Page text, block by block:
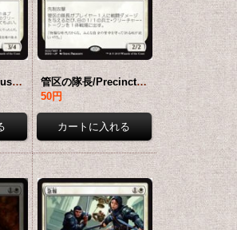
疾風衣の救済者/Gustcloak Savior 【日本語版】 [EVK-白R]
管区の隊長/Precinct Captain 【日本語版】 [EVK-白R]
50円